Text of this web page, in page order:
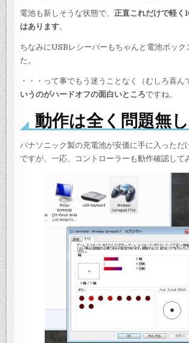
電池も新しそうな状態で、正直これだけで軽く
はあります。
ちなみにUSBレシーバーもちゃんと電池ボック
た。
・・・って事でもう迷うことなく（むしろ喜
いうのがハードオフの面白いところですね。
動作は全く問題無し
パナソニック製の充電池が安価に手に入っただ
ですが、一応、コントローラーも動作確認して